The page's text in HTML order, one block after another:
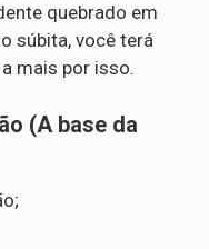
quebrado em
súbita, você terá
mais por isso.
(A base da